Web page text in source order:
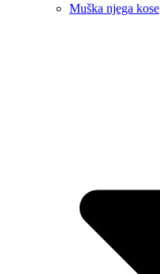
Muška njega kose